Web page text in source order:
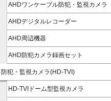
AHDワンケーブル防犯・監視カメラ
AHDデジタルレコーダー
AHD周辺機器
AHD防犯カメラ録画セット
防犯・監視カメラ(HD-TVI)
HD-TVIドーム型監視カメラ